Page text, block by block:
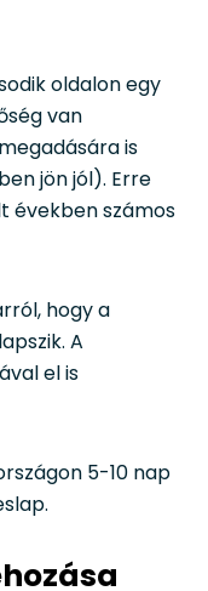
oldalon egy
van
is
jön jól). Erre
években számos
hogy a
A
el is
5-10 nap